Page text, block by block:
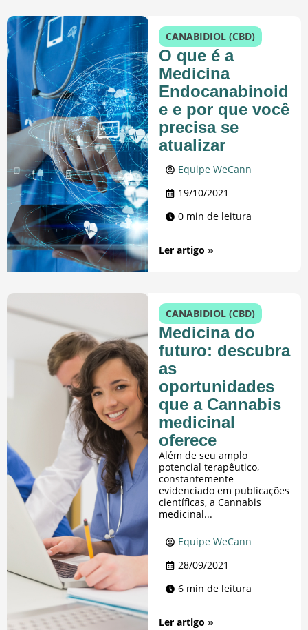
CANABIDIOL (CBD)
O que é a
Medicina
Endocanabinoid
e e por que você
precisa se
atualizar
Equipe WeCann
19/10/2021
0 min de leitura
Ler artigo »
CANABIDIOL (CBD)
​​Medicina do
futuro: descubra
as
oportunidades
que a Cannabis
medicinal
oferece
Além de seu amplo
potencial terapêutico,
constantemente
evidenciado em publicações
científicas, a Cannabis
medicinal...
Equipe WeCann
28/09/2021
6 min de leitura
Ler artigo »